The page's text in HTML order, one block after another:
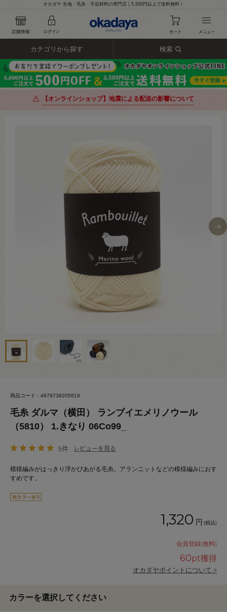
オカダヤ 生地・毛糸・手芸材料の専門店｜5,500円以上で送料無料！
カテゴリから探す 検索
【オンラインショップ】地震による配送の影響について
商品コード：4979738205819
毛糸 ダルマ（横田） ランブイエメリノウール
（5810） 1.きなり 06Co99_
5件 レビューを見る
模様編みがはっきり浮かびあがる毛糸。アランニットなどの模様編みにおす
すめです。
1,320 円 (税込)
会員登録(無料)
60pt獲得
オカダヤポイントについて >
カラーを選択してください